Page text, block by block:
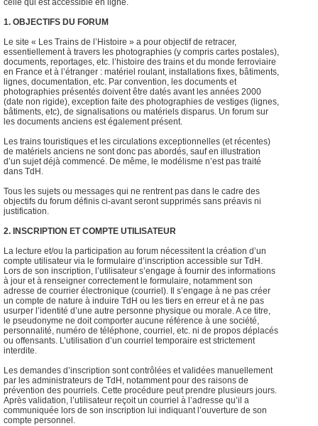
celle qui est accessible en ligne.
1. OBJECTIFS DU FORUM
Le site « Les Trains de l’Histoire » a pour objectif de retracer,
essentiellement à travers les photographies (y compris cartes postales),
documents, reportages, etc. l’histoire des trains et du monde ferroviaire
en France et à l’étranger : matériel roulant, installations fixes, bâtiments,
lignes, documentation, etc. Par convention, les documents et
photographies présentés doivent être datés avant les années 2000
(date non rigide), exception faite des photographies de vestiges (lignes,
bâtiments, etc), de signalisations ou matériels disparus. Un forum sur
les documents anciens est également présent.
Les trains touristiques et les circulations exceptionnelles (et récentes)
de matériels anciens ne sont donc pas abordés, sauf en illustration
d’un sujet déjà commencé. De même, le modélisme n’est pas traité
dans TdH.
Tous les sujets ou messages qui ne rentrent pas dans le cadre des
objectifs du forum définis ci-avant seront supprimés sans préavis ni
justification.
2. INSCRIPTION ET COMPTE UTILISATEUR
La lecture et/ou la participation au forum nécessitent la création d’un
compte utilisateur via le formulaire d’inscription accessible sur TdH.
Lors de son inscription, l’utilisateur s’engage à fournir des informations
à jour et à renseigner correctement le formulaire, notamment son
adresse de courrier électronique (courriel). Il s’engage à ne pas créer
un compte de nature à induire TdH ou les tiers en erreur et à ne pas
usurper l’identité d’une autre personne physique ou morale. A ce titre,
le pseudonyme ne doit comporter aucune référence à une société,
personnalité, numéro de téléphone, courriel, etc. ni de propos déplacés
ou offensants. L’utilisation d’un courriel temporaire est strictement
interdite.
Les demandes d’inscription sont contrôlées et validées manuellement
par les administrateurs de TdH, notamment pour des raisons de
prévention des pourriels. Cette procédure peut prendre plusieurs jours.
Après validation, l’utilisateur reçoit un courriel à l’adresse qu’il a
communiquée lors de son inscription lui indiquant l’ouverture de son
compte personnel.